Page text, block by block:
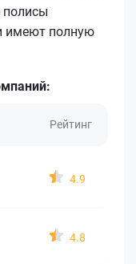
полисы
имеют полную
Рейтинг
4.9
4.8